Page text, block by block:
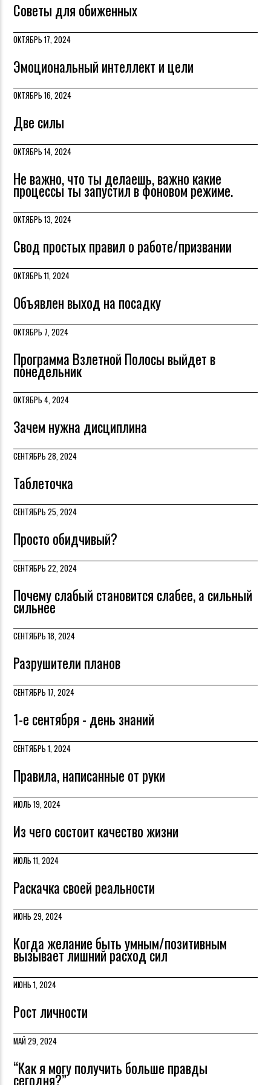
Советы для обиженных
ОКТЯБРЬ 17, 2024
Эмоциональный интеллект и цели
ОКТЯБРЬ 16, 2024
Две силы
ОКТЯБРЬ 14, 2024
Не важно, что ты делаешь, важно какие
процессы ты запустил в фоновом режиме.
ОКТЯБРЬ 13, 2024
Свод простых правил о работе/призвании
ОКТЯБРЬ 11, 2024
Объявлен выход на посадку
ОКТЯБРЬ 7, 2024
Программа Взлетной Полосы выйдет в
понедельник
ОКТЯБРЬ 4, 2024
Зачем нужна дисциплина
СЕНТЯБРЬ 28, 2024
Таблеточка
СЕНТЯБРЬ 25, 2024
Просто обидчивый?
СЕНТЯБРЬ 22, 2024
Почему слабый становится слабее, а сильный
сильнее
СЕНТЯБРЬ 18, 2024
Разрушители планов
СЕНТЯБРЬ 17, 2024
1-е сентября - день знаний
СЕНТЯБРЬ 1, 2024
Правила, написанные от руки
ИЮЛЬ 19, 2024
Из чего состоит качество жизни
ИЮЛЬ 11, 2024
Раскачка своей реальности
ИЮНЬ 29, 2024
Когда желание быть умным/позитивным
вызывает лишний расход сил
ИЮНЬ 1, 2024
Рост личности
МАЙ 29, 2024
“Как я могу получить больше правды
сегодня?”